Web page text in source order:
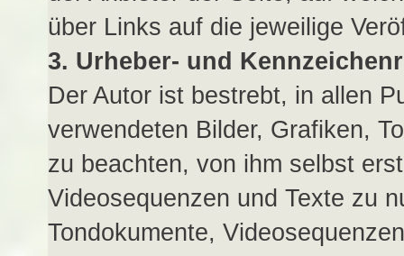
über Links auf die jeweilige
3. Urheber- und
Der Autor ist bestrebt, in allen
verwendeten Bilder, Grafiken,
zu beachten, von ihm selbst
Videosequenzen und Texte zu
Tondokumente,